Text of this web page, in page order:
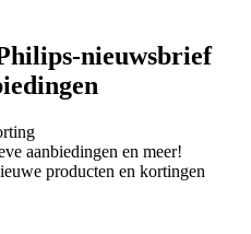
nieuwsbrief
aanbiedingen en meer!
producten en kortingen